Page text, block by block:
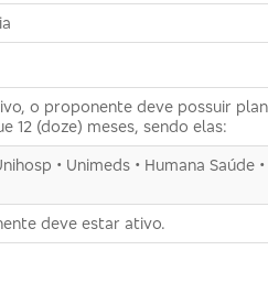
o proponente deve possuir
12 (doze) meses, sendo elas:
• Unimeds • Humana Saúde
deve estar ativo.